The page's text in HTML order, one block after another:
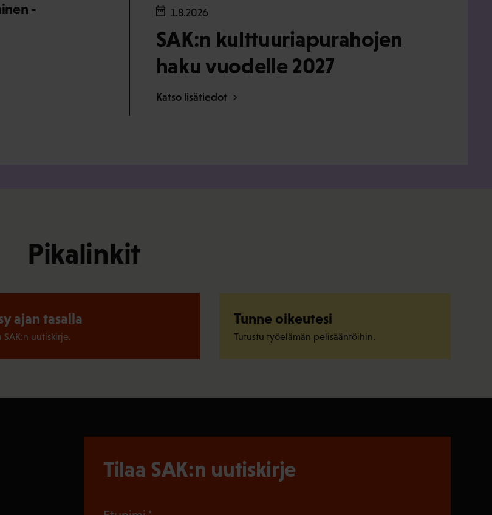
-
1.8.2026
SAK:n kulttuuriapurahojen
haku vuodelle 2027
Katso lisätiedot
Pikalinkit
ajan tasalla
SAK:n uutiskirje.
Tunne oikeutesi
Tutustu työelämän pelisääntöihin.
Tilaa SAK:n uutiskirje